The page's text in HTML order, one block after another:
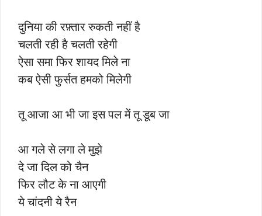
दुनिया की रफ़्तार रुकती नहीं है
चलती रही है चलती रहेगी
ऐसा समा फिर शायद मिले ना
कब ऐसी फुर्सत हमको मिलेगी
तू आजा आ भी जा इस पल में तू डूब जा
आ गले से लगा ले मुझे
दे जा दिल को चैन
फिर लौट के ना आएगी
ये चांदनी ये रैन